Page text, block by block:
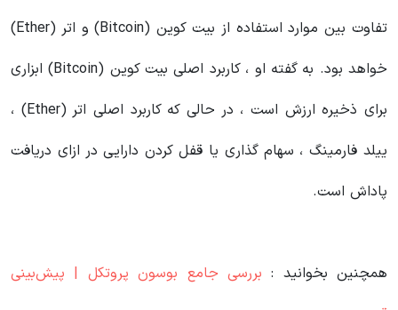
تفاوت بین موارد استفاده از بیت کوین (Bitcoin) و اتر (Ether)
خواهد بود. به گفته او ، کاربرد اصلی بیت کوین (Bitcoin) ابزاری
برای ذخیره ارزش است ، در حالی که کاربرد اصلی اتر (Ether) ،
ییلد فارمینگ ، سهام گذاری یا قفل کردن دارایی در ازای دریافت
پاداش است.
همچنین بخوانید : بررسی جامع بوسون پروتکل | پیش‌بینی